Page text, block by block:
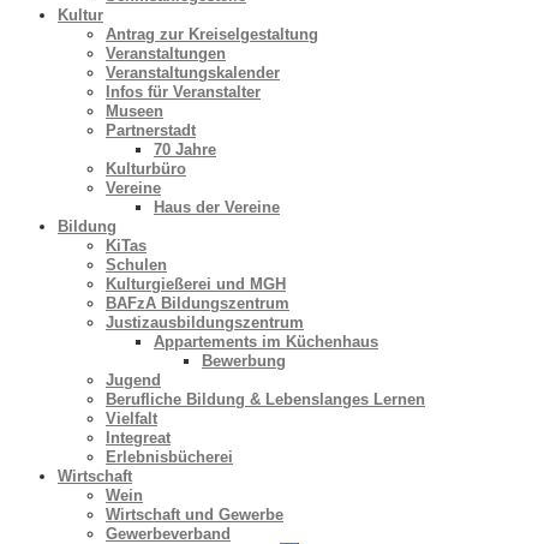
Kultur
Antrag zur Kreiselgestaltung
Veranstaltungen
Veranstaltungskalender
Infos für Veranstalter
Museen
Partnerstadt
70 Jahre
Kulturbüro
Vereine
Haus der Vereine
Bildung
KiTas
Schulen
Kulturgießerei und MGH
BAFzA Bildungszentrum
Justizausbildungszentrum
Appartements im Küchenhaus
Bewerbung
Jugend
Berufliche Bildung & Lebenslanges Lernen
Vielfalt
Integreat
Erlebnisbücherei
Wirtschaft
Wein
Wirtschaft und Gewerbe
Gewerbeverband